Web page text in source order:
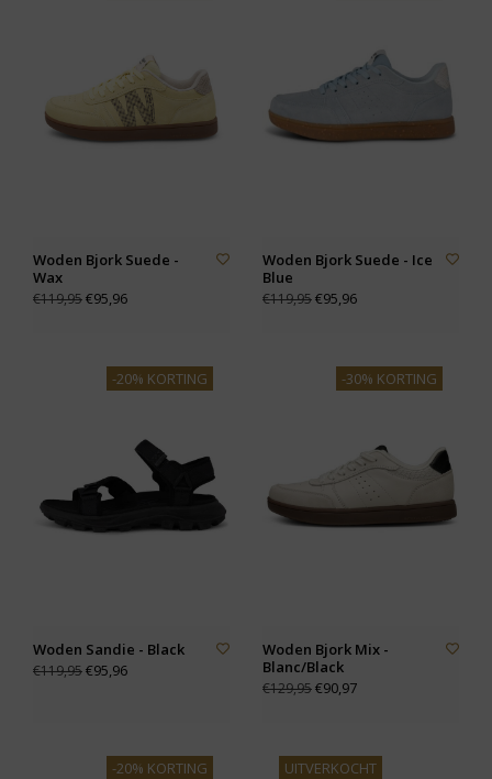
Woden Bjork Suede -
Wax
€119,95€95,96
Woden Bjork Suede - Ice
Blue
€119,95€95,96
-20% KORTING
Woden Sandie - Black
€119,95€95,96
-30% KORTING
Woden Bjork Mix -
Blanc/Black
€129,95€90,97
-20% KORTING UITVERKOCHT